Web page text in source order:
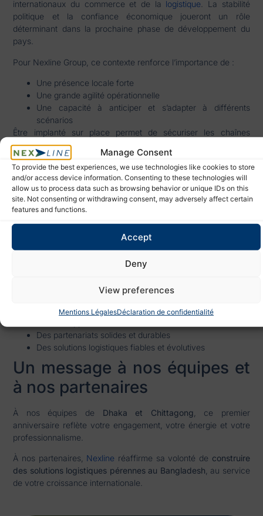
Manage Consent
To provide the best experiences, we use technologies like cookies to store
and/or access device information. Consenting to these technologies will
allow us to process data such as browsing behavior or unique IDs on this
site. Not consenting or withdrawing consent, may adversely affect certain
features and functions.
Accept
Deny
View preferences
Mentions LégalesDéclaration de confidentialité
internationaux du commerce et de la logistique . La stabilité
politique et la confiance économique joueront un rôle
déterminant dans la prochaine phase de développement du
pays.
Pour Nexline Group, ce contexte renforce l’importance de :
Une présence locale forte
Une grande agilité opérationnelle
Une capacité à anticiper et s’adapter à différents
scénarios
Être implanté sur place permet de sécuriser les chaînes
logistiques et d’accompagner les partenaires avec continuité,
quelles que soient les évolutions du marché.
Nexline Group
Bangladesh : un
engagement de long
terme
vision durable et de long terme, fondée sur :
Une croissance maîtrisée
Des partenariats solides et durables
Des solutions logistiques fiables et évolutives
Un message à nos équipes et
à nos partenaires
À nos équipes de Dhaka et Chittagong , ce premier
anniversaire reflète votre engagement, votre énergie et votre
professionnalisme.
À nos partenaires, Nexline réaffirme sa volonté de construire
des solutions logistiques pérennes au Bangladesh , au service
de votre croissance internationale.